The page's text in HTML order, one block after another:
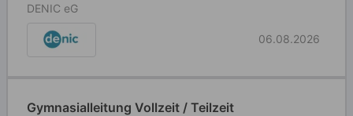
DENIC eG
06.08.2026
Gymnasialleitung Vollzeit / Teilzeit